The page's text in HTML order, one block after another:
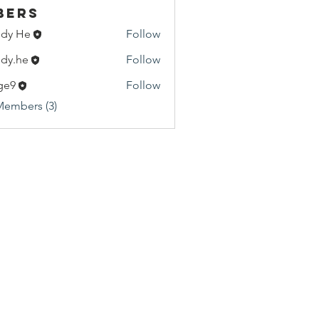
He Follow
Follow
Follow
(3)